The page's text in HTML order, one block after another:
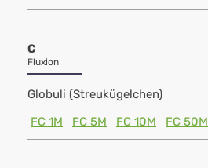
C
Fluxion
Globuli (Streukügelchen)
FC 1M
FC 5M FC 10M FC 50M